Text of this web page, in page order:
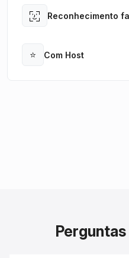
Reconhecimento
Open
⭐ Com Host
Open